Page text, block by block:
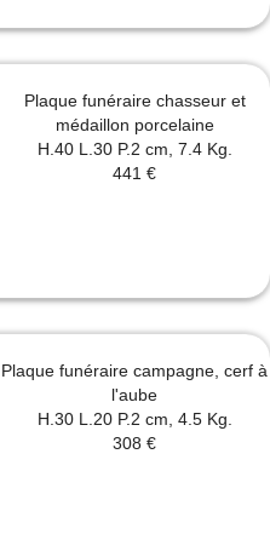
Plaque funéraire chasseur et
médaillon porcelaine
H.40 L.30 P.2 cm, 7.4 Kg.
441 €
Plaque funéraire campagne, cerf à
l'aube
H.30 L.20 P.2 cm, 4.5 Kg.
308 €